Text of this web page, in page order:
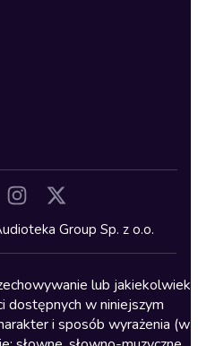
treści
Group Sp. z o.o.
lub jakiekolwiek
dostępnych w niniejszym
i sposób wyrażenia (w